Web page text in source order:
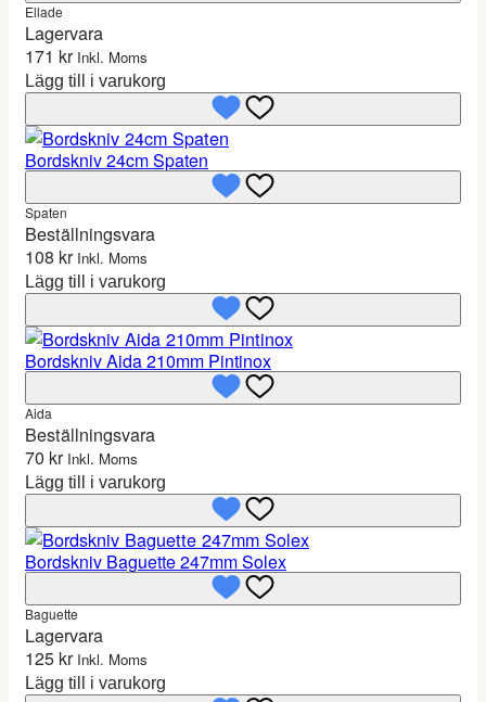
Ellade
Lagervara
171 kr Inkl. Moms
Lägg till i varukorg
Bordskniv 24cm Spaten
Spaten
Beställningsvara
108 kr Inkl. Moms
Lägg till i varukorg
Bordskniv Aida 210mm Pintinox
Aida
Beställningsvara
70 kr Inkl. Moms
Lägg till i varukorg
Bordskniv Baguette 247mm Solex
Baguette
Lagervara
125 kr Inkl. Moms
Lägg till i varukorg